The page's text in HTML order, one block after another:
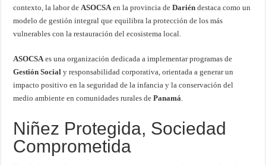
contexto, la labor deASOCSAen la provincia deDarién destaca como un
modelo de gestión integral que equilibra la protección de los más
vulnerables con la restauración del ecosistema local.
ASOCSAes una organización dedicada a implementar programas de
Gestión Social y responsabilidad corporativa, orientada a generar un
impacto positivo en la seguridad de la infancia y la conservación del
medio ambiente en comunidades rurales dePanamá.
Niñez Protegida, Sociedad
Comprometida